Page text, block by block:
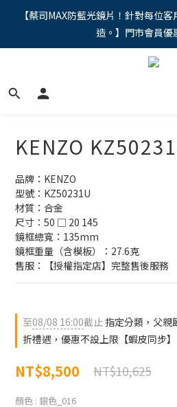
"馬年新章續寫，視界品味進階，限
免手續費。
【蔡司MAX防藍光鏡片！針對每位
造。】門市會員優
"馬年新章續寫，視界品味進階，限
KENZO
品牌：KENZO
型號：KZ50231U
材質：合金
尺寸：50 □ 20 145
鏡框總寬：135mm
鏡框重量（含模板）：27.6克
售服：【授權指定店】完整售後服務
至08/08 16:00截止 指定分類，父親
折禮遇，優惠不設上限【蝦皮同步】
NT$8,500 NT$10,625
顏色 : 銀色_016